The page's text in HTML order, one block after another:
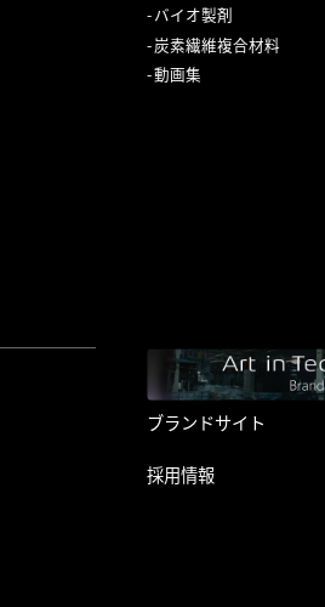
バイオ製剤
炭素繊維複合材料
動画集
ブランドサイト
採用情報